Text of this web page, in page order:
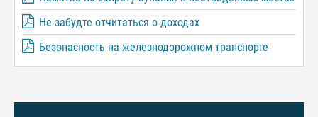
Не забудте отчитаться о доходах
Безопасность на железнодорожном транспорте